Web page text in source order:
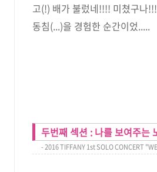
고(!) 배가 불렀네!!!! 미쳤구나
동침(...)을 경험한 순간이었.....
두번째 섹션 : 나를 보여주는
- 2016 TIFFANY 1st SOLO CONCERT